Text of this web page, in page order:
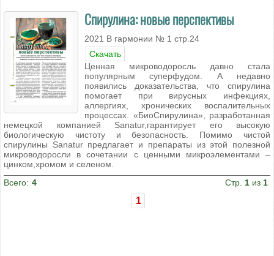
Спирулина: новые перспективы
2021 В гармонии № 1 стр.24
Скачать
Ценная микроводоросль давно стала
популярным суперфудом. А недавно
появились доказательства, что спирулина
помогает при вирусных инфекциях,
аллергиях, хронических воспалительных
процессах. «БиоСпирулина», разработанная
немецкой компанией Sanatur,гарантирует его высокую
биологическую чистоту и безопасность. Помимо чистой
спирулины Sanatur предлагает и препараты из этой полезной
микроводоросли в сочетании с ценными микроэлементами –
цинком,хромом и селеном.
Всего: 4 Стр. 1 из 1
1